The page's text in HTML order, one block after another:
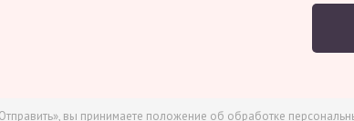
вы принимаете положение об обработке